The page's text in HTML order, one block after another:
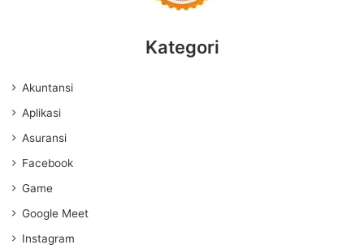
Kategori
Akuntansi
Aplikasi
Asuransi
Facebook
Game
Google Meet
Instagram